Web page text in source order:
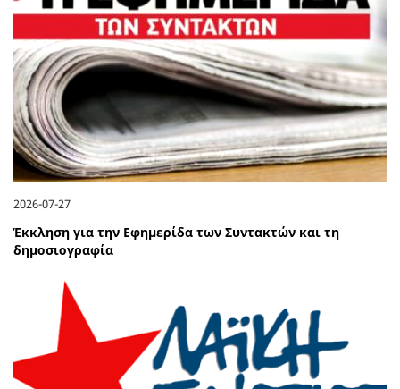
2026-07-27
Έκκληση για την Εφημερίδα των Συντακτών και τη
δημοσιογραφία